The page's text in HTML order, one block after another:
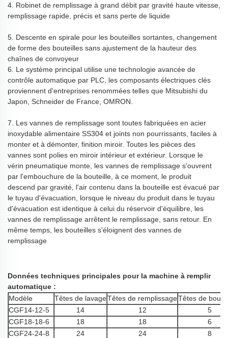
4. Robinet de remplissage à grand débit par gravité haute vitesse,
remplissage rapide, précis et sans perte de liquide
5. Descente en spirale pour les bouteilles sortantes, changement
de forme des bouteilles sans ajustement de la hauteur des
chaînes de convoyeur
6. Le système principal utilise une technologie avancée de
contrôle automatique par PLC, les composants électriques clés
proviennent d'entreprises renommées telles que Mitsubishi du
Japon, Schneider de France, OMRON.
7. Les vannes de remplissage sont toutes fabriquées en acier
inoxydable alimentaire SS304 et joints non pourrissants, faciles à
monter et à démonter, finition miroir. Toutes les pièces des
vannes sont polies en miroir intérieur et extérieur. Lorsque le
vérin pneumatique monte, les vannes de remplissage s'ouvrent
par l'embouchure de la bouteille, à ce moment, le produit
descend par gravité, l'air contenu dans la bouteille est évacué par
le tuyau d'évacuation, lorsque le niveau du produit dans le tuyau
d'évacuation est identique à celui du réservoir d'équilibre, les
vannes de remplissage arrêtent le remplissage, sans retour. En
même temps, les bouteilles s'éloignent des vannes de
remplissage
Données techniques principales pour la machine à remplir
automatique :
Modèle
Têtes de lavageTêtes de remplissageTêtes de
CGF14-12-5
14 12
5
CGF18-18-6
18 18
6
CGF24-24-8
24 24
8